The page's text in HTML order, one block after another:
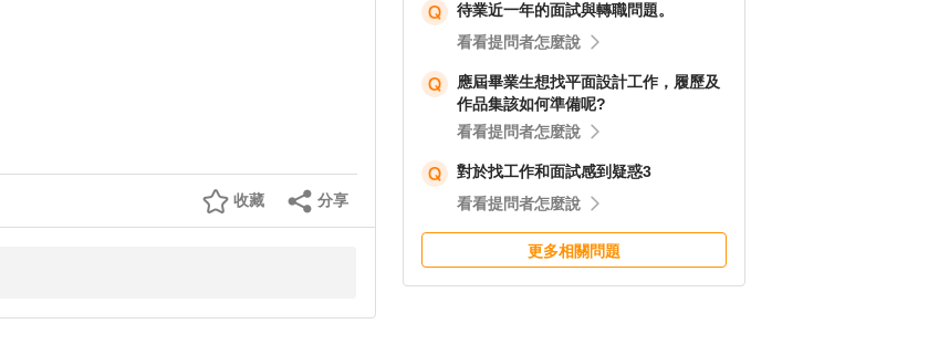
分享
收藏
待業近一年的面試與轉職問題。
看看提問者怎麼說
應屆畢業生想找平面設計工作，履歷及
作品集該如何準備呢?
看看提問者怎麼說
對於找工作和面試感到疑惑3
看看提問者怎麼說
更多相關問題